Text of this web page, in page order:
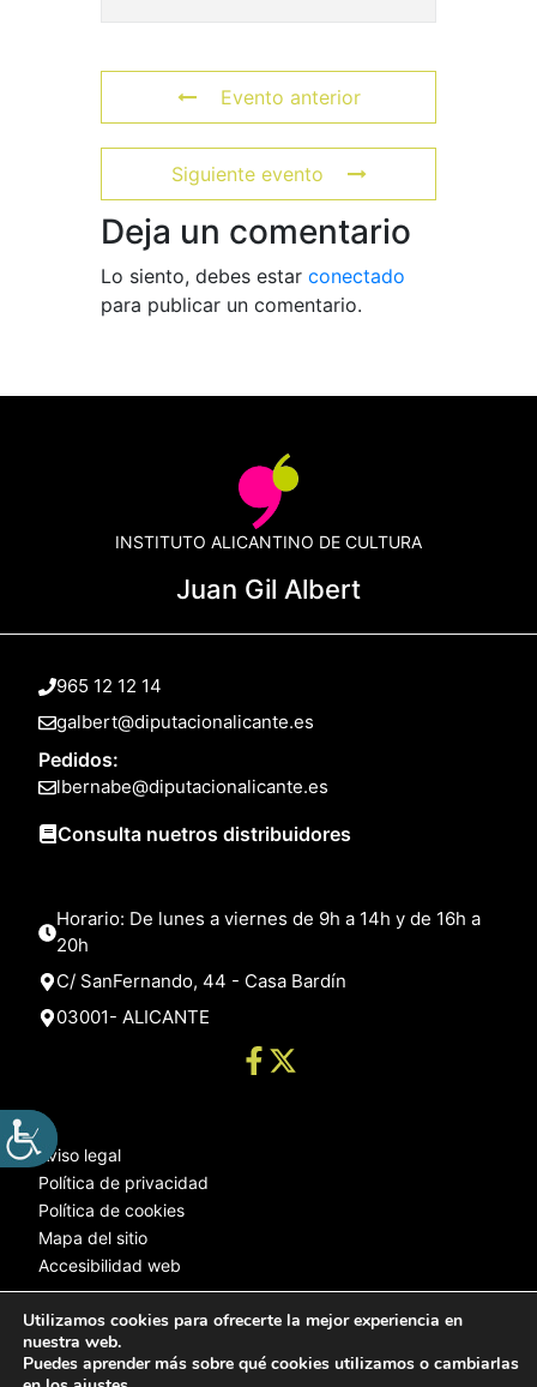
Evento anterior
Siguiente evento
Deja un comentario
Lo siento, debes estar conectado
para publicar un comentario.
INSTITUTO ALICANTINO DE CULTURA
Juan Gil Albert
965 12 12 14
galbert@diputacionalicante.es
Pedidos:
lbernabe@diputacionalicante.es
Consulta nuetros distribuidores
Horario: De lunes a viernes de 9h a 14h y de 16h a
20h
C/ SanFernando, 44 - Casa Bardín
03001- ALICANTE
Aviso legal
Política de privacidad
Política de cookies
Mapa del sitio
Accesibilidad web
© 2025 Web desarrollada por el Servicio de Informática de Diputación
Utilizamos cookies para ofrecerte la mejor experiencia en
nuestra web.
Puedes aprender más sobre qué cookies utilizamos o cambiarlas